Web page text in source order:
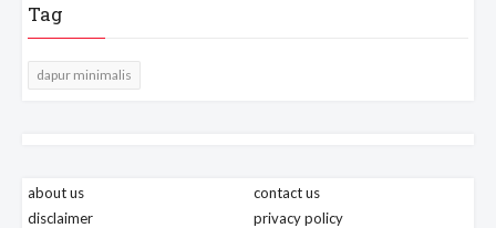
Tag
dapur minimalis
about us
contact us
disclaimer
privacy policy